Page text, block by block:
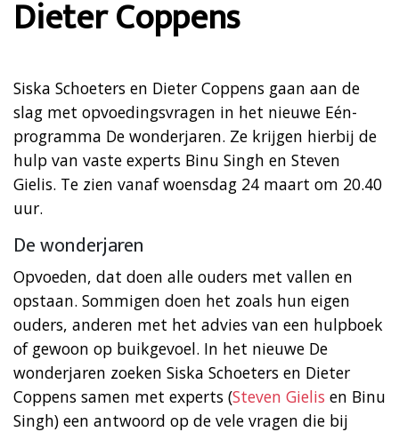
Dieter Coppens
Siska Schoeters en Dieter Coppens gaan aan de
slag met opvoedingsvragen in het nieuwe Eén-
programma De wonderjaren. Ze krijgen hierbij de
hulp van vaste experts Binu Singh en Steven
Gielis. Te zien vanaf woensdag 24 maart om 20.40
uur.
De wonderjaren
Opvoeden, dat doen alle ouders met vallen en
opstaan. Sommigen doen het zoals hun eigen
ouders, anderen met het advies van een hulpboek
of gewoon op buikgevoel. In het nieuwe De
wonderjaren zoeken Siska Schoeters en Dieter
Coppens samen met experts (Steven Gielis en Binu
Singh) een antwoord op de vele vragen die bij